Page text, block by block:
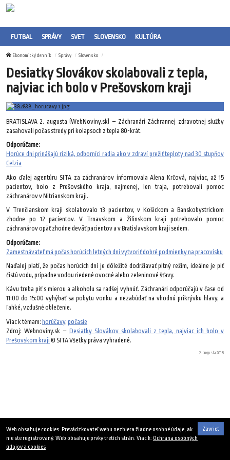
FUTBAL SPRÁVY SVET SLOVENSKO KULTÚRA
Ekonomický denník Správy Slovensko
Desiatky Slovákov skolabovali z tepla,
najviac ich bolo v Prešovskom kraji
BRATISLAVA 2. augusta (WebNoviny.sk) – Záchranári Záchrannej zdravotnej služby
zasahovali počas stredy pri kolapsoch z tepla 80-krát.
Odporúčame:
Horúce dni prinášajú riziká, odborníci radia ako v zdraví prežiť teploty nad 30 stupňov
Celzia
Ako ďalej agentúru SITA za záchranárov informovala Alena Krčová, najviac, až 15
pacientov, bolo z Prešovského kraja, najmenej, len traja, potrebovali pomoc
záchranárov v Nitrianskom kraji.
V Trenčianskom kraji skolabovalo 13 pacientov, v Košickom a Banskobystrickom
zhodne po 12 pacientov. V Trnavskom a Žilinskom kraji potrebovalo pomoc
záchranárov opäť zhodne deväť pacientov a v Bratislavskom kraji sedem.
Odporúčame:
Zamestnávateľ má počas horúcich letných dní vytvoriť dobré podmienky na pracovisku
Naďalej platí, že počas horúcich dní je dôležité dodržiavať pitný režim, ideálne je piť
čistú vodu, prípadne vodou riedené ovocné alebo zeleninové šťavy.
Kávu treba piť s mierou a alkoholu sa radšej vyhnúť. Záchranári odporúčajú v čase od
11:00 do 15:00 vyhýbať sa pobytu vonku a nezabúdať na vhodnú prikrývku hlavy, a
ľahké, vzdušné oblečenie.
Viac k témam: horúčavy, počasie
Zdroj: Webnoviny.sk – Desiatky Slovákov skolabovali z tepla, najviac ich bolo v
Prešovskom kraji © SITA Všetky práva vyhradené.
2. augusta 2018
Zavrieť
Web obsahuje cookies. Prevádzkovateľ webu nezbiera žiadne osobné údaje, ak
nie ste registrovaný. Web obsahuje prvky tretích strán. Viac k: Ochrana osobných
údajov a cookies